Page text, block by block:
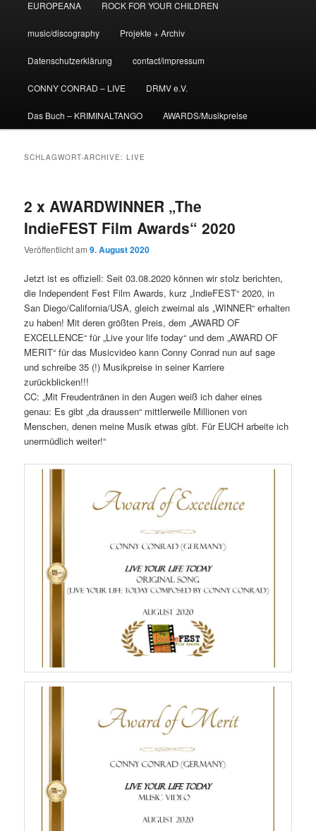
EUROPEANA ROCK FOR YOUR CHILDREN
music/discography Projekte + Archiv
Datenschutzerklärung contact/impressum
CONNY CONRAD – LIVE DRMV e.V.
Das Buch – KRIMINALTANGO AWARDS/Musikpreise
SCHLAGWORT-ARCHIVE:LIVE
2 x AWARDWINNER „The
IndieFEST Film Awards“ 2020
Veröffentlicht am9. August 2020
Jetzt ist es offiziell: Seit 03.08.2020 können wir stolz berichten,
die Independent Fest Film Awards, kurz „IndieFEST“ 2020, in
San Diego/California/USA, gleich zweimal als „WINNER“ erhalten
zu haben! Mit deren größten Preis, dem „AWARD OF
EXCELLENCE“ für „Live your life today“ und dem „AWARD OF
MERIT“ für das Musicvideo kann Conny Conrad nun auf sage
und schreibe 35 (!) Musikpreise in seiner Karriere
zurückblicken!!!
CC: „Mit Freudentränen in den Augen weiß ich daher eines
genau: Es gibt „da draussen“ mittlerweile Millionen von
Menschen, denen meine Musik etwas gibt. Für EUCH arbeite ich
unermüdlich weiter!“